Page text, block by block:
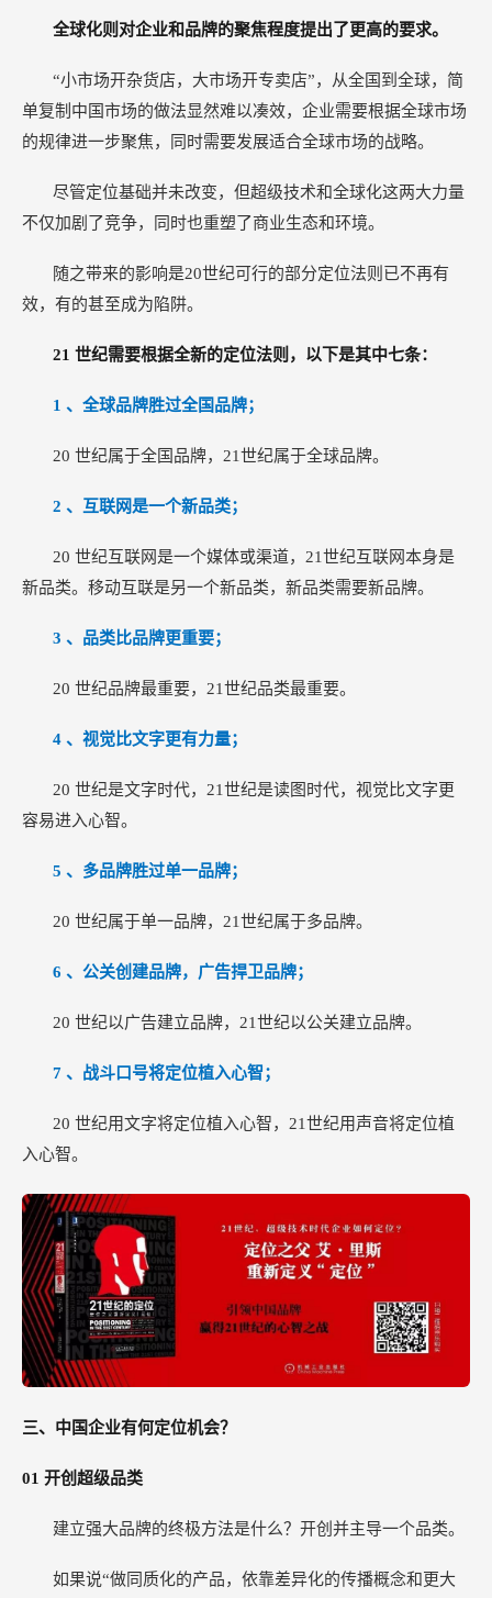
全球化则对企业和品牌的聚焦程度提出了更高的要求。
“小市场开杂货店，大市场开专卖店”，从全国到全球，简
单复制中国市场的做法显然难以凑效，企业需要根据全球市场
的规律进一步聚焦，同时需要发展适合全球市场的战略。
尽管定位基础并未改变，但超级技术和全球化这两大力量
不仅加剧了竞争，同时也重塑了商业生态和环境。
随之带来的影响是20世纪可行的部分定位法则已不再有
效，有的甚至成为陷阱。
21 世纪需要根据全新的定位法则，以下是其中七条：
1 、全球品牌胜过全国品牌；
20 世纪属于全国品牌，21世纪属于全球品牌。
2 、互联网是一个新品类；
20 世纪互联网是一个媒体或渠道，21世纪互联网本身是
新品类。移动互联是另一个新品类，新品类需要新品牌。
3 、品类比品牌更重要；
20 世纪品牌最重要，21世纪品类最重要。
4 、视觉比文字更有力量；
20 世纪是文字时代，21世纪是读图时代，视觉比文字更
容易进入心智。
5 、多品牌胜过单一品牌；
20 世纪属于单一品牌，21世纪属于多品牌。
6 、公关创建品牌，广告捍卫品牌；
20 世纪以广告建立品牌，21世纪以公关建立品牌。
7 、战斗口号将定位植入心智；
20 世纪用文字将定位植入心智，21世纪用声音将定位植
入心智。
三、中国企业有何定位机会？
01 开创超级品类
建立强大品牌的终极方法是什么？开创并主导一个品类。
如果说“做同质化的产品，依靠差异化的传播概念和更大